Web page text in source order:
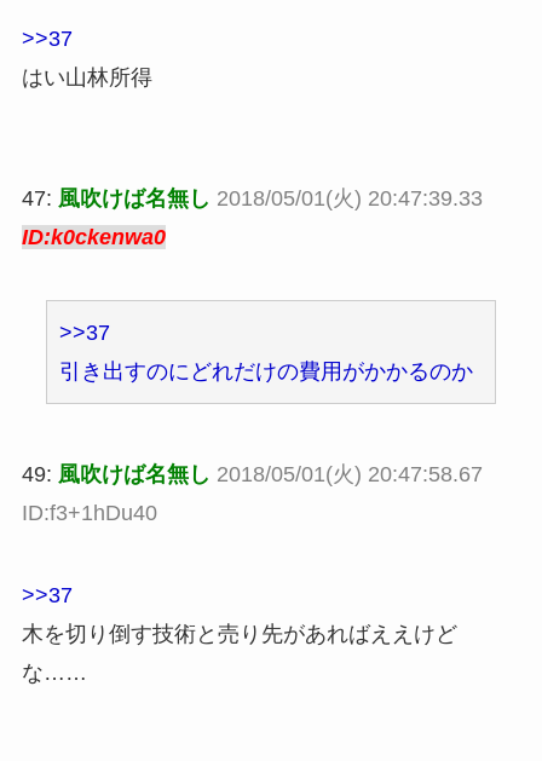
>>37
はい山林所得
47: 風吹けば名無し 2018/05/01(火) 20:47:39.33
ID:k0ckenwa0
>>37
引き出すのにどれだけの費用がかかるのか
49: 風吹けば名無し 2018/05/01(火) 20:47:58.67
ID:f3+1hDu40
>>37
木を切り倒す技術と売り先があればええけど
な……